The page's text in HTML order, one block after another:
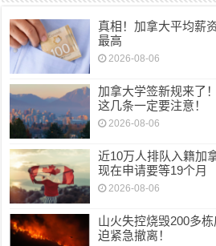
真相！加拿大平均薪
最高
2026-08-06
加拿大学签新规来了
这几条一定要注意！
2026-08-06
近10万人排队入籍加
现在申请要等19个月
2026-08-06
山火失控烧毁200多
迫紧急撤离！